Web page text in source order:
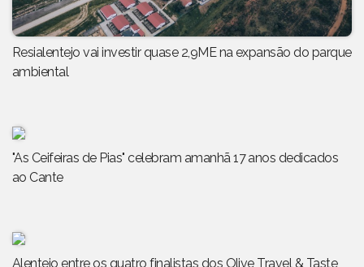
Resialentejo vai investir quase 2,9ME na expansão do parque
ambiental
"As Ceifeiras de Pias" celebram amanhã 17 anos dedicados
ao Cante
Alentejo entre os quatro finalistas dos Olive Travel & Taste